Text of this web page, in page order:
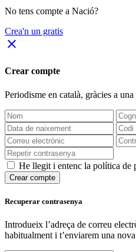
No tens compte a Nació?
Crea'n un gratis
close
Crear compte
Periodisme en català, gràcies a
He llegit i entenc la política de
Crear compte
Recuperar contrasenya
Introdueix l’adreça de correu
habitualment i t’enviarem una nova